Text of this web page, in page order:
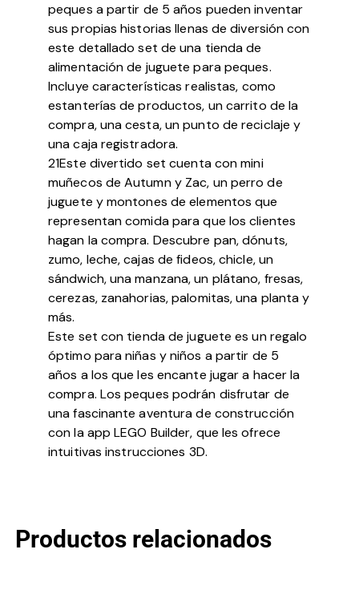
peques a partir de 5 años pueden inventar
sus propias historias llenas de diversión con
este detallado set de una tienda de
alimentación de juguete para peques.
Incluye características realistas, como
estanterías de productos, un carrito de la
compra, una cesta, un punto de reciclaje y
una caja registradora.
21Este divertido set cuenta con mini
muñecos de Autumn y Zac, un perro de
juguete y montones de elementos que
representan comida para que los clientes
hagan la compra. Descubre pan, dónuts,
zumo, leche, cajas de fideos, chicle, un
sándwich, una manzana, un plátano, fresas,
cerezas, zanahorias, palomitas, una planta y
más.
Este set con tienda de juguete es un regalo
óptimo para niñas y niños a partir de 5
años a los que les encante jugar a hacer la
compra. Los peques podrán disfrutar de
una fascinante aventura de construcción
con la app LEGO Builder, que les ofrece
intuitivas instrucciones 3D.
Productos relacionados